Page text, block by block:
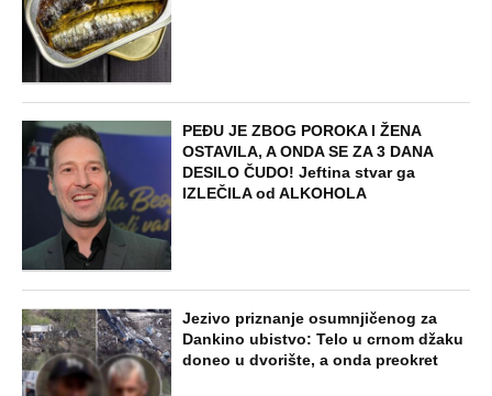
PEĐU JE ZBOG POROKA I ŽENA
OSTAVILA, A ONDA SE ZA 3 DANA
DESILO ČUDO! Jeftina stvar ga
IZLEČILA od ALKOHOLA
Jezivo priznanje osumnjičenog za
Dankino ubistvo: Telo u crnom džaku
doneo u dvorište, a onda preokret